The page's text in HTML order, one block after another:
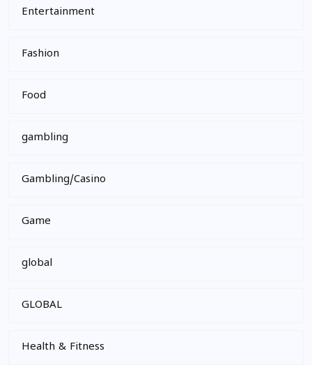
Entertainment
Fashion
Food
gambling
Gambling/Casino
Game
global
GLOBAL
Health & Fitness